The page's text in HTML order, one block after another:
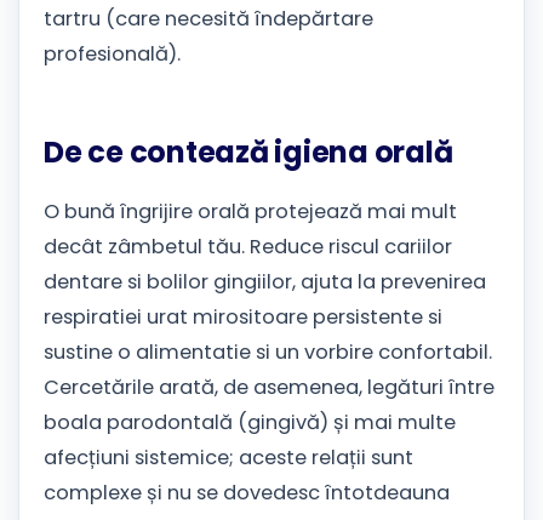
tartru (care necesită îndepărtare
profesională).
De ce contează igiena orală
O bună îngrijire orală protejează mai mult
decât zâmbetul tău. Reduce riscul cariilor
dentare si bolilor gingiilor, ajuta la prevenirea
respiratiei urat mirositoare persistente si
sustine o alimentatie si un vorbire confortabil.
Cercetările arată, de asemenea, legături între
boala parodontală (gingivă) și mai multe
afecțiuni sistemice; aceste relații sunt
complexe și nu se dovedesc întotdeauna